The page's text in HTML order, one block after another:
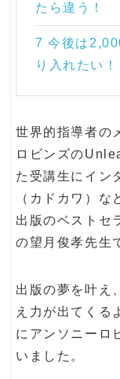
たら違う！
7 今後は
り入れたい！
世界的指導者の
ロビンズの
た受講生にイン
（カドカワ）
出版のベストセ
の望月俊孝先生
出版の夢を叶え
え力が出てくる
にアンソニーロ
いました。